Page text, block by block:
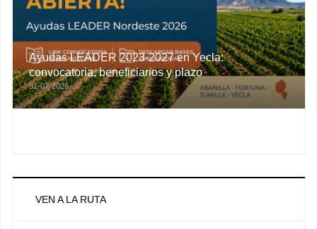
Ayudas LEADER 2023-2027 en Yecla:
convocatoria, beneficiarios y plazo
31-07-2026
VEN A LA RUTA